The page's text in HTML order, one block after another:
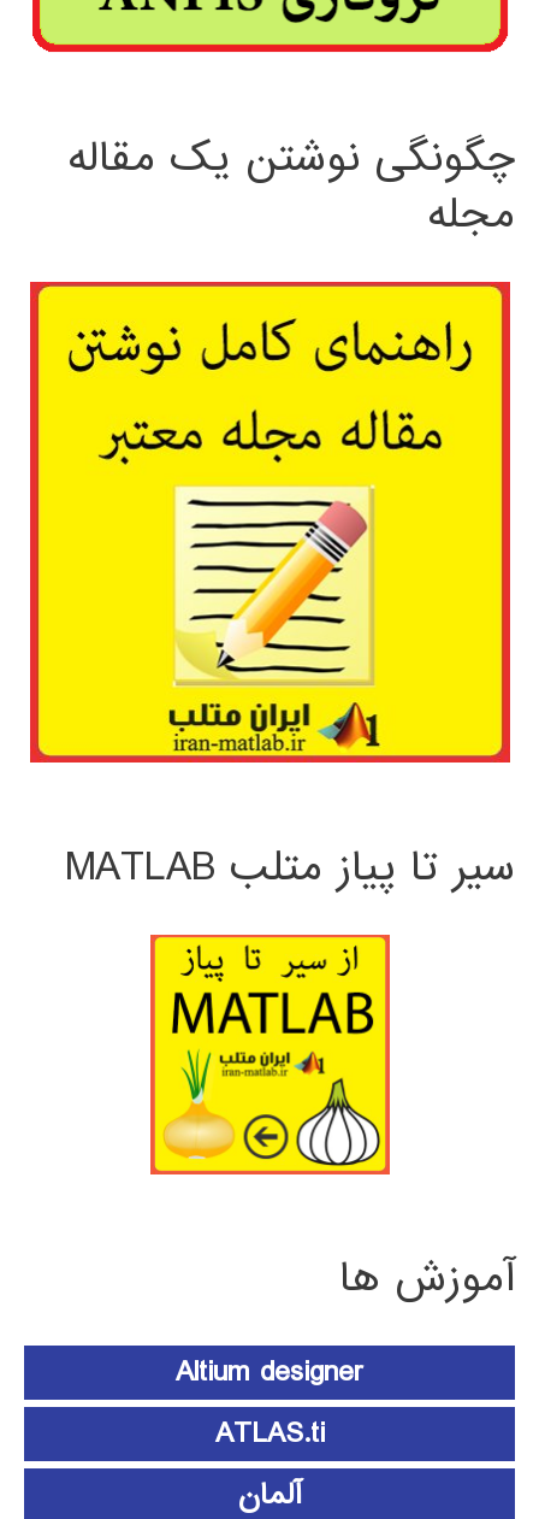
چگونگی نوشتن یک مقاله
مجله
سیر تا پیاز متلب MATLAB
آموزش ها
Altium designer
ATLAS.ti
آلمان